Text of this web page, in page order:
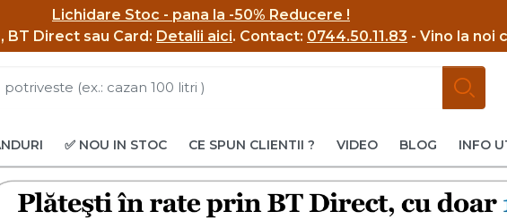
Lichidare Stoc - pana la -50% Reducere !
BT Direct sau Card: Detalii aici. Contact: 0744.50.11.83 - Vino la noi
✅ NOU IN STOC CE SPUN CLIENTII ? VIDEO BLOG INFO